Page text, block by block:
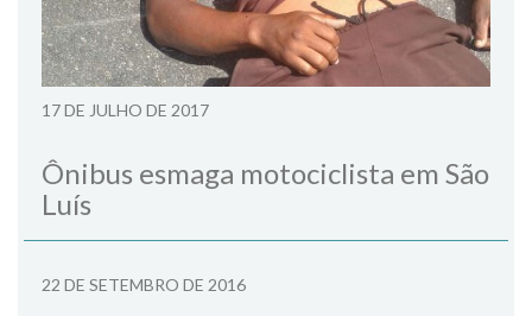
17 DE JULHO DE 2017
Ônibus esmaga motociclista em São
Luís
22 DE SETEMBRO DE 2016